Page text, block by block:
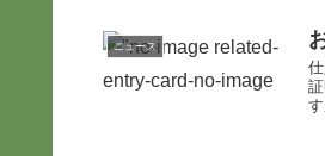
ニュース